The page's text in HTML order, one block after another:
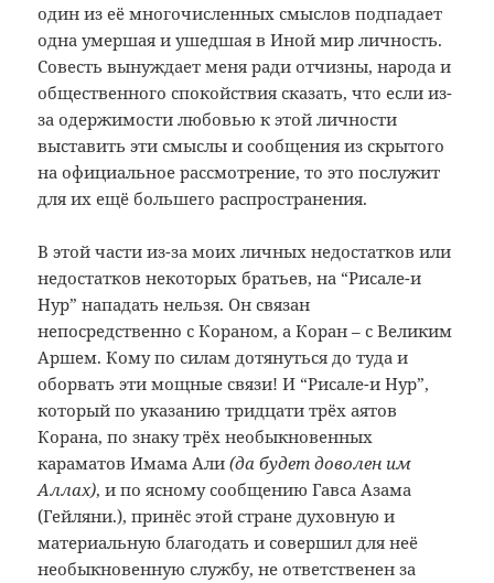
один из её многочисленных смыслов подпадает
одна умершая и ушедшая в Иной мир личность.
Совесть вынуждает меня ради отчизны, народа и
общественного спокойствия сказать, что если из-
за одержимости любовью к этой личности
выставить эти смыслы и сообщения из скрытого
на официальное рассмотрение, то это послужит
для их ещё большего распространения.
В этой части из-за моих личных недостатков или
недостатков некоторых братьев, на “Рисале-и
Нур” нападать нельзя. Он связан
непосредственно с Кораном, а Коран – с Великим
Аршем. Кому по силам дотянуться до туда и
оборвать эти мощные связи! И “Рисале-и Нур”,
который по указанию тридцати трёх аятов
Корана, по знаку трёх необыкновенных
караматов Имама Али(да будет доволен им
Аллах), и по ясному сообщению Гавса Азама
(Гейляни.), принёс этой стране духовную и
материальную благодать и совершил для неё
необыкновенную службу, не ответственен за